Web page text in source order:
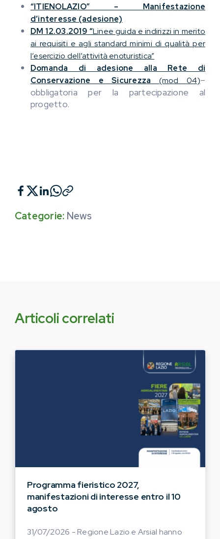
“ITIENOLAZIO” – Manifestazione
d’interesse (adesione)
DM 12.03.2019 “Linee guida e indirizzi in merito
ai requisiti e agli standard minimi di qualità per
l’esercizio dell’attività enoturistica”
Domanda di adesione alla Rete di
Conservazione e Sicurezza (mod 04)–
obbligatoria per la partecipazione al
progetto.
Categorie: News
Articoli correlati
Programma fieristico 2027,
manifestazioni di interesse entro il 10
agosto
31/07/2026 - Regione Lazio e Arsial hanno